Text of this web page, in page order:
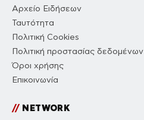
Αρχείο Ειδήσεων
Ταυτότητα
Πολιτική Cookies
Πολιτική προστασίας δεδομένων
Όροι χρήσης
Επικοινωνία
//NETWORK